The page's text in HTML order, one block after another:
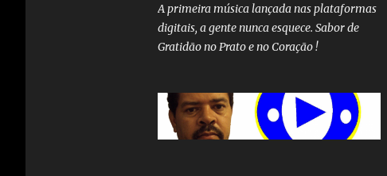
A primeira música lançada nas plataformas
digitais, a gente nunca esquece. Sabor de
Gratidão no Prato e no Coração !